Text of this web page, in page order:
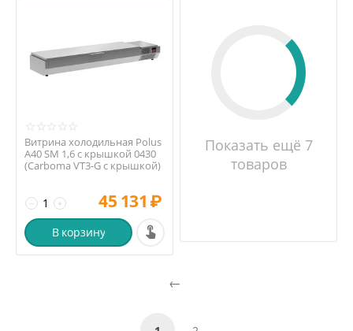
Витрина холодильная Polus
A40 SM 1,6 с крышкой 0430
(Carboma VT3-G с крышкой)
+
− 45 131 ₽
В корзину
Показать ещё 7
товаров